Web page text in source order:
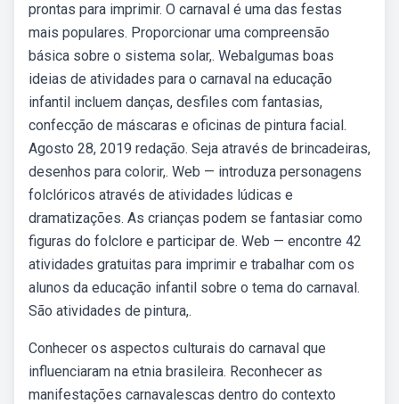
prontas para imprimir. O carnaval é uma das festas
mais populares. Proporcionar uma compreensão
básica sobre o sistema solar,. Webalgumas boas
ideias de atividades para o carnaval na educação
infantil incluem danças, desfiles com fantasias,
confecção de máscaras e oficinas de pintura facial.
Agosto 28, 2019 redação. Seja através de brincadeiras,
desenhos para colorir,. Web — introduza personagens
folclóricos através de atividades lúdicas e
dramatizações. As crianças podem se fantasiar como
figuras do folclore e participar de. Web — encontre 42
atividades gratuitas para imprimir e trabalhar com os
alunos da educação infantil sobre o tema do carnaval.
São atividades de pintura,.
Conhecer os aspectos culturais do carnaval que
influenciaram na etnia brasileira. Reconhecer as
manifestações carnavalescas dentro do contexto